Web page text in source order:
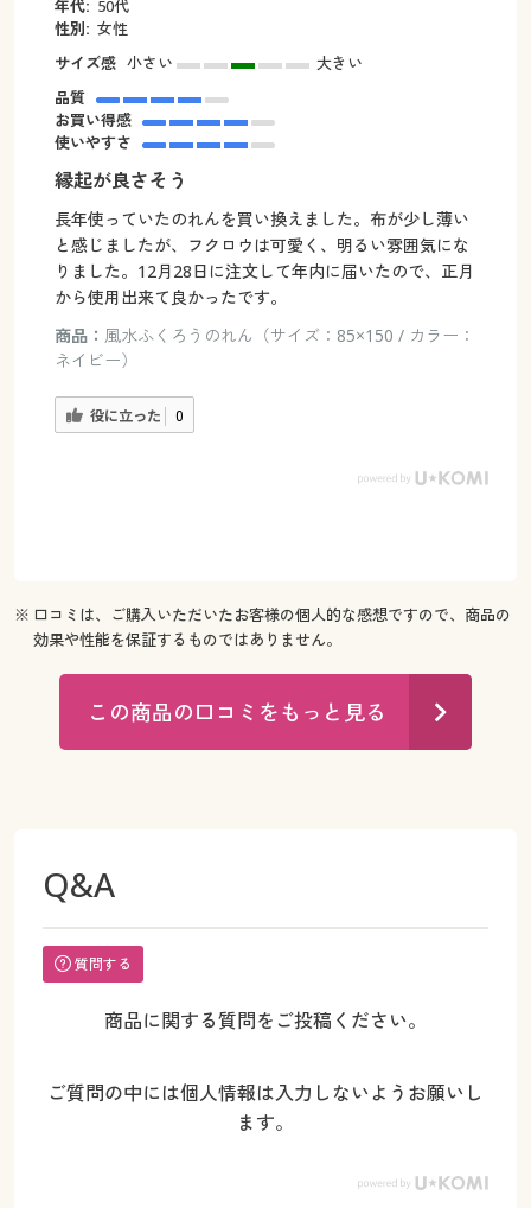
年代: 50代
性別: 女性
サイズ感 小さい
大きい
品質
お買い得感
使いやすさ
縁起が良さそう
長年使っていたのれんを買い換えました。布が少し薄い
と感じましたが、フクロウは可愛く、明るい雰囲気にな
りました。12月28日に注文して年内に届いたので、正月
から使用出来て良かったです。
商品： 風水ふくろうのれん（サイズ：85×150 / カラー：
ネイビー）
役に立った 0
※ 口コミは、ご購入いただいたお客様の個人的な感想ですので、商品の
効果や性能を保証するものではありません。
この商品の口コミをもっと見る
Q&A
質問する
商品に関する質問をご投稿ください。
ご質問の中には個人情報は入力しないようお願いし
ます。